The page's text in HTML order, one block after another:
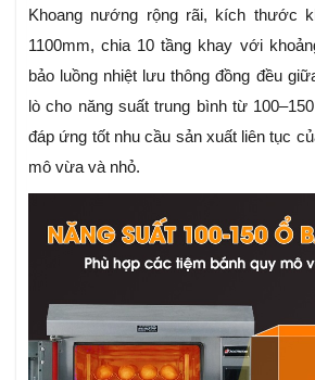
Khoang nướng rộng rãi, kích thước
1100mm, chia 10 tầng khay với
bảo luồng nhiệt lưu thông đồng đều
lò cho năng suất trung bình từ
đáp ứng tốt nhu cầu sản xuất liên tục
mô vừa và nhỏ.